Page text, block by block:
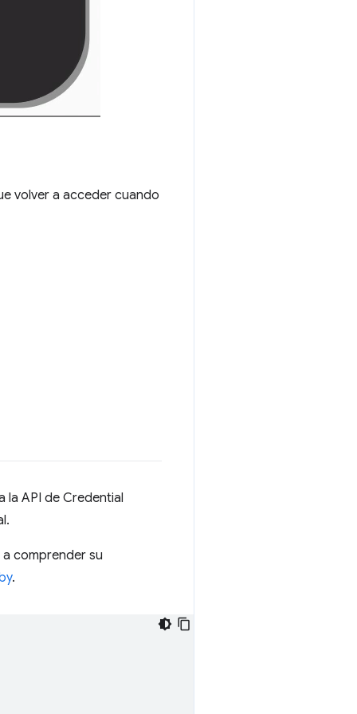
volver a acceder cuando
la API de Credential
comprender su
.